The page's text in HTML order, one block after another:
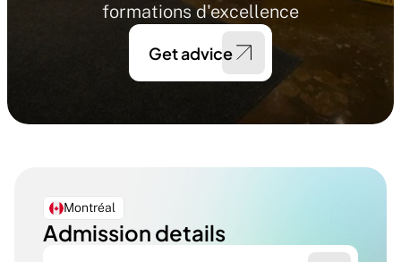
formations d'excellence
Get advice
Montréal
Admission details